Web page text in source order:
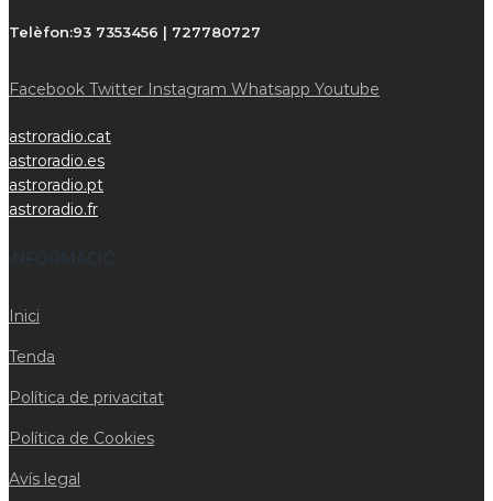
Telèfon:93 7353456 | 727780727
Facebook Twitter Instagram Whatsapp Youtube
astroradio.cat
astroradio.es
astroradio.pt
astroradio.fr
iNFORMACIÓ
Inici
Tenda
Política de privacitat
Política de Cookies
Avís legal